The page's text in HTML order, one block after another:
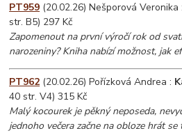
PT959 (20.02.26) Nešporová Veronika :
str. B5) 297 Kč
Zapomenout na první výročí rok od
narozeniny? Kniha nabízí možnost, jak
PT962 (20.02.26) Pořízková Andrea :
40 str. V4) 315 Kč
Malý kocourek je pěkný neposeda,
jednoho večera začne na obloze hrát